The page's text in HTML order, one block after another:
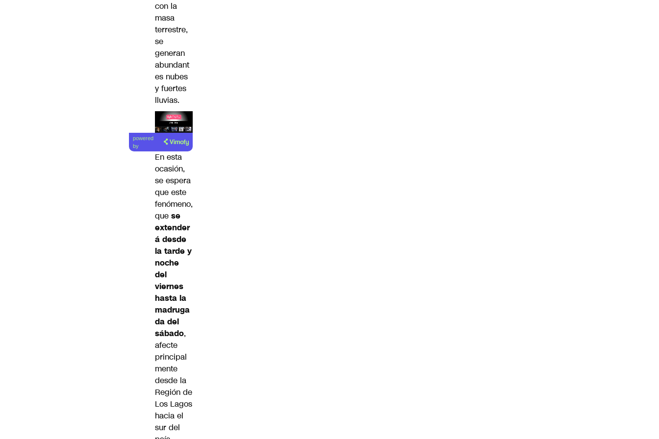
con la
masa
terrestre,
se
generan
abundant
es nubes
y fuertes
lluvias.
Lea el
artículo
powered
by
En esta
ocasión,
se espera
que este
fenómeno,
que se
extender
á desde
la tarde y
noche
del
viernes
hasta la
madruga
da del
sábado,
afecte
principal
mente
desde la
Región de
Los Lagos
hacia el
sur del